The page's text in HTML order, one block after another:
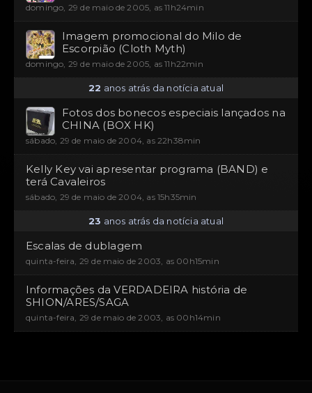
domingo, 29 de maio de 2005, as 11h24min
Imagem promocional do Milo de
Escorpião (Cloth Myth)
domingo, 29 de maio de 2005, as 11h22min
22 anos atrás da notícia atual
Fotos dos bonecos especiais lançados na
CHINA (BOX HK)
sábado, 29 de maio de 2004, as 22h38min
Kelly Key vai apresentar programa (BAND) e
terá Cavaleiros
sábado, 29 de maio de 2004, as 15h35min
23 anos atrás da notícia atual
Escalas de dublagem
quinta-feira, 29 de maio de 2003, as 00h15min
Informações da VERDADEIRA história de
SHION/ARES/SAGA
quinta-feira, 29 de maio de 2003, as 00h14min